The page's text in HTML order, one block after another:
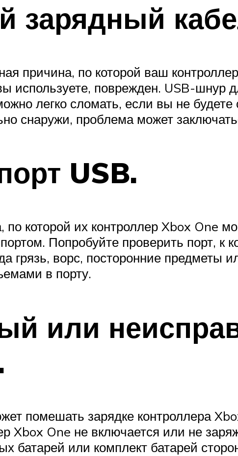
зарядный
причина, по которой ваш
используете, поврежден. USB-шнур
легко сломать, если вы не
снаружи, проблема может
USB.
которой их контроллер Xbox One
Попробуйте проверить порт, к
грязь, ворс, посторонние предметы
в порту.
или
помешать зарядке контроллера
Xbox One не включается или не
батарей или комплект батарей